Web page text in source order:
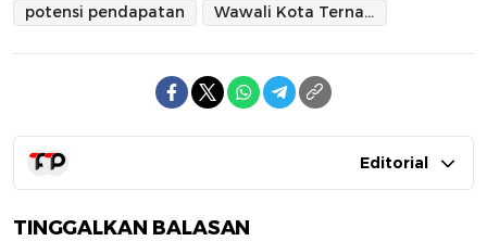
potensi pendapatan
Wawali Kota Ternate
Editorial
TINGGALKAN BALASAN